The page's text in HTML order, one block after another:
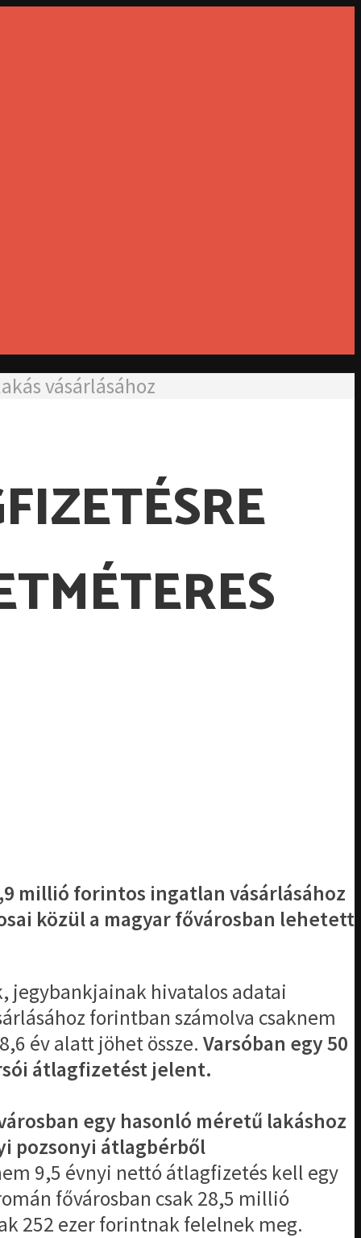
vásárlásához
millió forintos ingatlan vásárlásához
közül a magyar fővárosban lehetett
jegybankjainak hivatalos adatai
forintban számolva csaknem
év alatt jöhet össze. Varsóban egy 50
átlagfizetést jelent.
egy hasonló méretű lakáshoz
pozsonyi átlagbérből
9,5 évnyi nettó átlagfizetés kell egy
fővárosban csak 28,5 millió
252 ezer forintnak felelnek meg.